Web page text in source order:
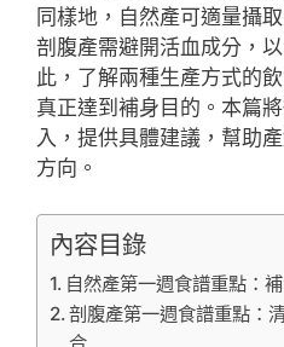
同樣地，自然產可適量攝
剖腹產需避開活血成分，
此，了解兩種生產方式的
真正達到補身目的。本篇
入，提供具體建議，幫助
方向。
內容目錄
自然產第一週食譜重點：
剖腹產第一週食譜重點：